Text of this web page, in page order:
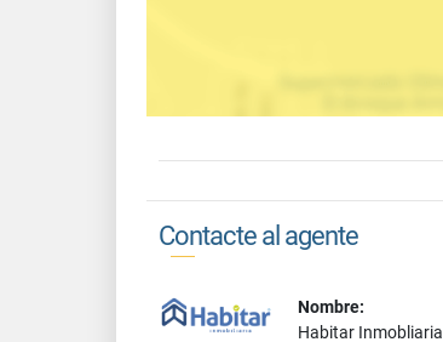
Contacte al agente
Nombre:
Habitar Inmobliaria